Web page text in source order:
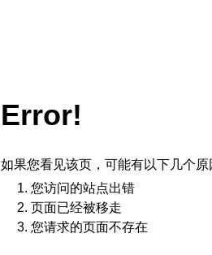
Error!
如果您看见该页，可能有以下几个原
您访问的站点出错
页面已经被移走
您请求的页面不存在